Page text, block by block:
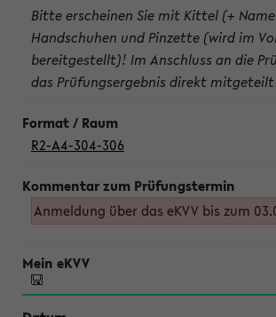
Bitte erscheinen Sie mit Kittel (+
Handschuhen und Pinzette (wird im
bereitgestellt)! Im Anschluss an die
das Prüfungsergebnis direkt
R2-A4-304-306
Anmeldung über das eKVV bis zum